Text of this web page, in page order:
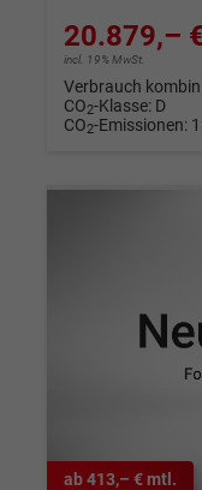
20.879,–
incl. 19% MwSt.
Verbrauch
CO2-Klasse: D
CO2-Emissionen:
ab 413,– € mtl.